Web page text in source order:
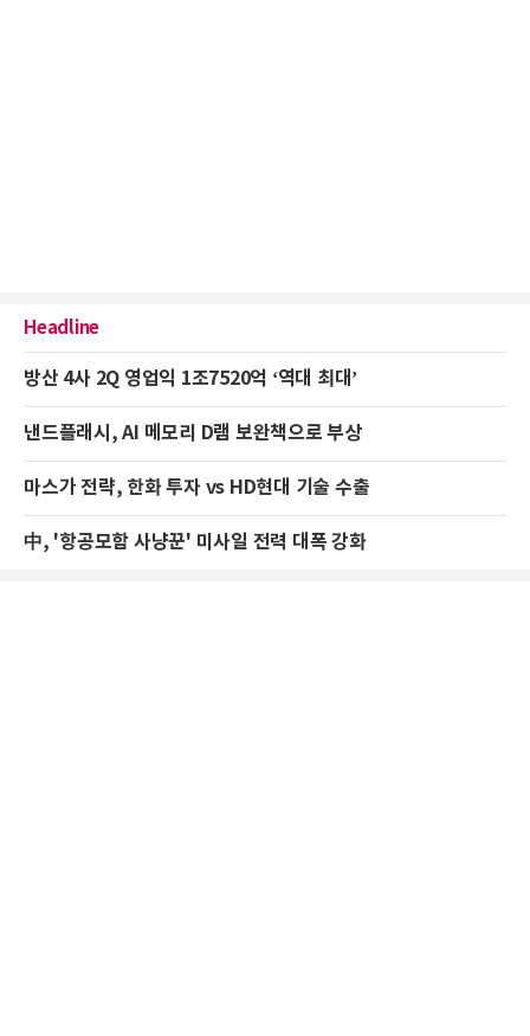
Headline
방산 4사 2Q 영업익 1조7520억 ‘역대 최대’
낸드플래시, AI 메모리 D램 보완책으로 부상
마스가 전략, 한화 투자 vs HD현대 기술 수출
中, '항공모함 사냥꾼' 미사일 전력 대폭 강화